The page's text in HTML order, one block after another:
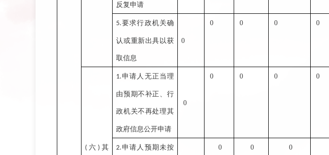
反复申请
5.要求行政机关确
认或重新出具以获
取信息
0
0 0 0 0
( 六 )其
1.申请人无正当理
由预期不补正、行
政机关不再处理其
政府信息公开申请
0
0 0 0 0
2.申请人预期未按 0 0 0